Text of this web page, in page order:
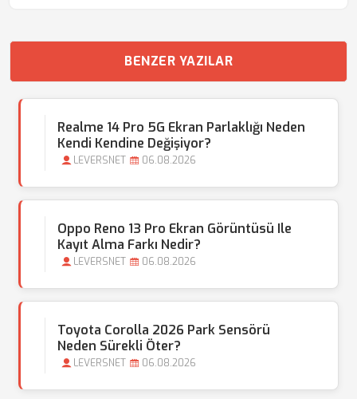
BENZER YAZILAR
Realme 14 Pro 5G Ekran Parlaklığı Neden
Kendi Kendine Değişiyor?
LEVERSNET 06.08.2026
Oppo Reno 13 Pro Ekran Görüntüsü Ile
Kayıt Alma Farkı Nedir?
LEVERSNET 06.08.2026
Toyota Corolla 2026 Park Sensörü
Neden Sürekli Öter?
LEVERSNET 06.08.2026